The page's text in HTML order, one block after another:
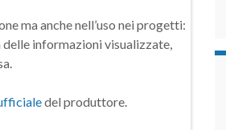
ma anche nell’uso nei progetti:
informazioni visualizzate,
del produttore.